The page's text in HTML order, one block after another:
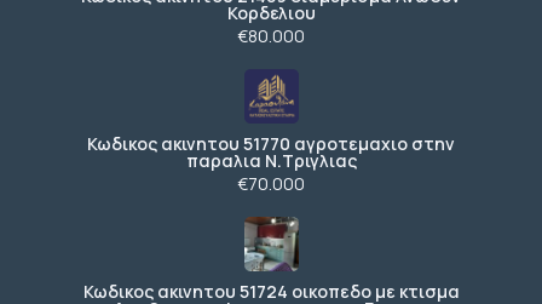
Κορδελιου
€80.000
Κωδικος ακινητου 51770 αγροτεμαχιο στην
παραλια Ν.Τριγλιας
€70.000
Κωδικος ακινητου 51724 οικοπεδο με κτισμα